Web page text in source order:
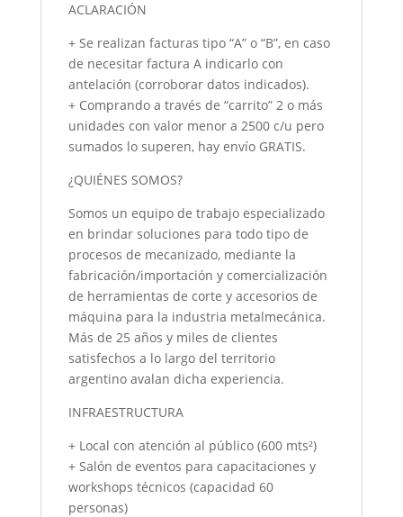
ACLARACIÓN
+ Se realizan facturas tipo “A” o “B”, en caso
de necesitar factura A indicarlo con
antelación (corroborar datos indicados).
+ Comprando a través de “carrito” 2 o más
unidades con valor menor a 2500 c/u pero
sumados lo superen, hay envío GRATIS.
¿QUIÉNES SOMOS?
Somos un equipo de trabajo especializado
en brindar soluciones para todo tipo de
procesos de mecanizado, mediante la
fabricación/importación y comercialización
de herramientas de corte y accesorios de
máquina para la industria metalmecánica.
Más de 25 años y miles de clientes
satisfechos a lo largo del territorio
argentino avalan dicha experiencia.
INFRAESTRUCTURA
+ Local con atención al público (600 mts²)
+ Salón de eventos para capacitaciones y
workshops técnicos (capacidad 60
personas)